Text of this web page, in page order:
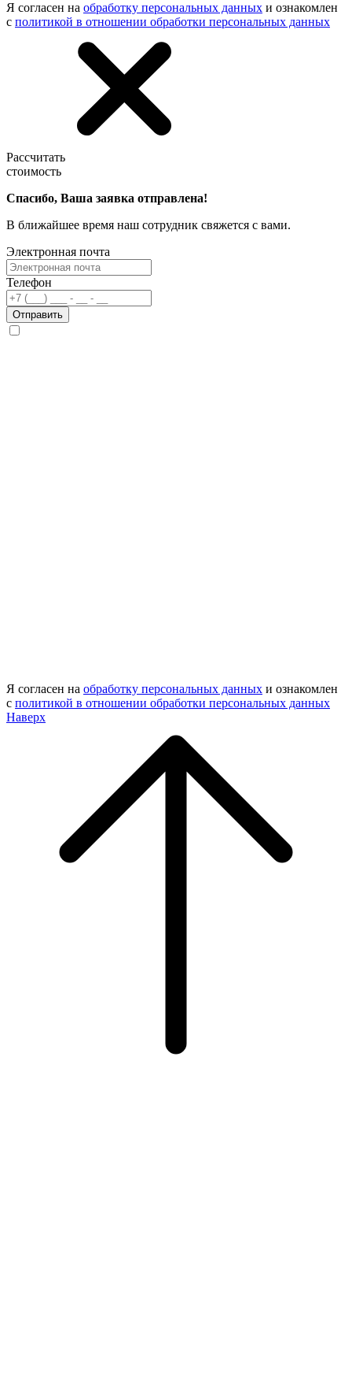
Я согласен на обработку персональных данных и ознакомлен
с политикой в отношении обработки персональных данных
Рассчитать
стоимость
Спасибо, Ваша заявка отправлена!
В ближайшее время наш сотрудник свяжется с вами.
Электронная почта
Телефон
Отправить
Я согласен на обработку персональных данных и ознакомлен
с политикой в отношении обработки персональных данных
Наверх